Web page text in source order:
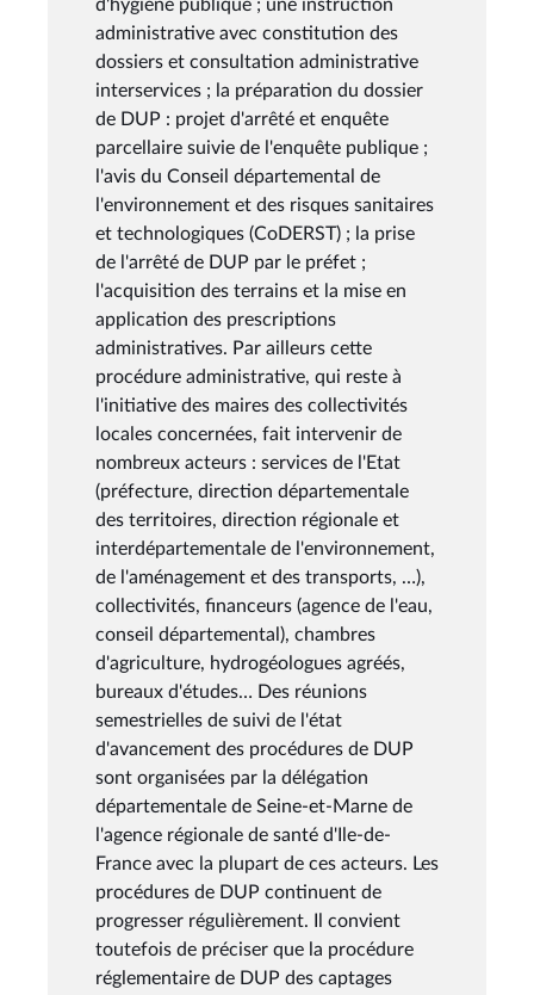
d'hygiène publique ; une instruction
administrative avec constitution des
dossiers et consultation administrative
interservices ; la préparation du dossier
de DUP : projet d'arrêté et enquête
parcellaire suivie de l'enquête publique ;
l'avis du Conseil départemental de
l'environnement et des risques sanitaires
et technologiques (CoDERST) ; la prise
de l'arrêté de DUP par le préfet ;
l'acquisition des terrains et la mise en
application des prescriptions
administratives. Par ailleurs cette
procédure administrative, qui reste à
l'initiative des maires des collectivités
locales concernées, fait intervenir de
nombreux acteurs : services de l'Etat
(préfecture, direction départementale
des territoires, direction régionale et
interdépartementale de l'environnement,
de l'aménagement et des transports, …),
collectivités, financeurs (agence de l'eau,
conseil départemental), chambres
d'agriculture, hydrogéologues agréés,
bureaux d'études… Des réunions
semestrielles de suivi de l'état
d'avancement des procédures de DUP
sont organisées par la délégation
départementale de Seine-et-Marne de
l'agence régionale de santé d'Ile-de-
France avec la plupart de ces acteurs. Les
procédures de DUP continuent de
progresser régulièrement. Il convient
toutefois de préciser que la procédure
réglementaire de DUP des captages